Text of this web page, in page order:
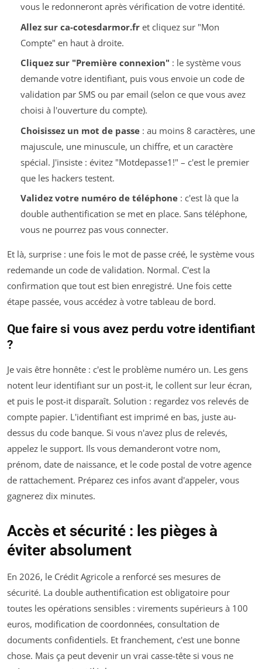
vous le redonneront après vérification de votre identité.
Allez sur ca-cotesdarmor.fret cliquez sur "Mon
Compte" en haut à droite.
Cliquez sur "Première connexion" : le système vous
demande votre identifiant, puis vous envoie un code de
validation par SMS ou par email (selon ce que vous avez
choisi à l'ouverture du compte).
Choisissez un mot de passe: au moins 8 caractères, une
majuscule, une minuscule, un chiffre, et un caractère
spécial. J'insiste : évitez "Motdepasse1!" – c'est le premier
que les hackers testent.
Validez votre numéro de téléphone: c'est là que la
double authentification se met en place. Sans téléphone,
vous ne pourrez pas vous connecter.
Et là, surprise : une fois le mot de passe créé, le système vous
redemande un code de validation. Normal. C'est la
confirmation que tout est bien enregistré. Une fois cette
étape passée, vous accédez à votre tableau de bord.
Que faire si vous avez perdu votre identifiant
?
Je vais être honnête : c'est le problème numéro un. Les gens
notent leur identifiant sur un post-it, le collent sur leur écran,
et puis le post-it disparaît. Solution : regardez vos relevés de
compte papier. L'identifiant est imprimé en bas, juste au-
dessus du code banque. Si vous n'avez plus de relevés,
appelez le support. Ils vous demanderont votre nom,
prénom, date de naissance, et le code postal de votre agence
de rattachement. Préparez ces infos avant d'appeler, vous
gagnerez dix minutes.
Accès et sécurité : les pièges à
éviter absolument
En 2026, le Crédit Agricole a renforcé ses mesures de
sécurité. La double authentification est obligatoire pour
toutes les opérations sensibles : virements supérieurs à 100
euros, modification de coordonnées, consultation de
documents confidentiels. Et franchement, c'est une bonne
chose. Mais ça peut devenir un vrai casse-tête si vous ne